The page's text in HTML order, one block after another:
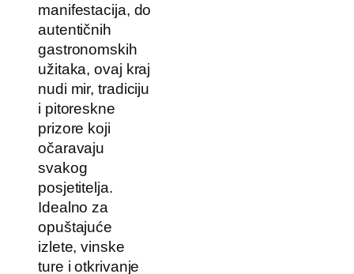
manifestacija, do
autentičnih
gastronomskih
užitaka, ovaj kraj
nudi mir, tradiciju
i pitoreskne
prizore koji
očaravaju
svakog
posjetitelja.
Idealno za
opuštajuće
izlete, vinske
ture i otkrivanje